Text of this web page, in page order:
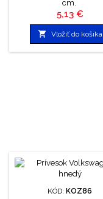
cm.
Cena
5,13 €
 Vložiť do košíka
KÓD: KOZ86